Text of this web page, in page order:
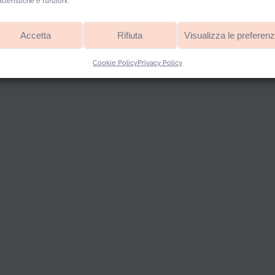
Accetta Rifiuta Visualizza le
Cookie PolicyPrivacy Policy